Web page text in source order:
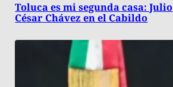
Toluca es mi segunda casa: Julio
César Chávez en el Cabildo